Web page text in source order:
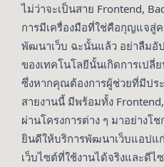
ไม่ว่าจะเป็นสาย Frontend,
การมีเครื่องมือที่ใช่คือกุญแจสู่ค
พัฒนาเว็บ ฉะนั้นแล้ว อย่าลืมอัป
ของเทคโนโลยีนั้นเกิดการเปลี่
ซึ่งหากคุณต้องการผู้ช่วยที่มีปร
สายงานนี้ มีพร้อมทั้ง
ผ่านโครงการต่าง ๆ มาอย่างโ
ยินดีให้บริการพัฒนาเว็บแอปแ
เว็บไซต์ที่ใช้งานได้จริงและดีไ